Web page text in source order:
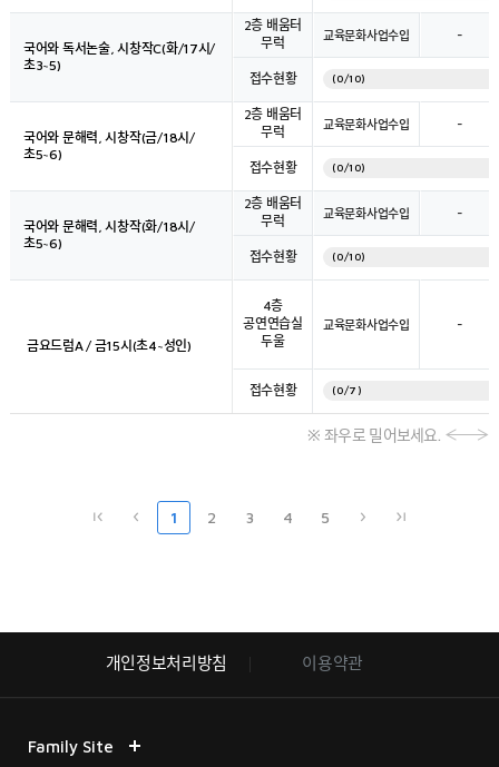
국어와 독서논술, 시창작C(화/17시/
초3~5)
국어와 문해력, 시창작(금/18시/
초5~6)
국어와 문해력, 시창작(화/18시/
초5~6)
금요드럼A / 금15시(초4~성인)
2층 배움터
무럭
교육문화사업수입 -
접수현황 (0/10)
2층 배움터
무럭
교육문화사업수입 -
접수현황 (0/10)
2층 배움터
무럭
교육문화사업수입 -
접수현황 (0/10)
4층
공연연습실
두울
교육문화사업수입 -
접수현황 (0/7)
※ 좌우로 밀어보세요.
1 2 3 4 5
개인정보처리방침 이용약관
Family Site